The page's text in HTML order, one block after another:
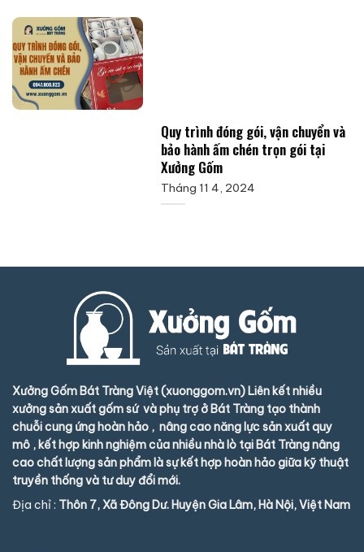
Quy trình đóng gói, vận chuyển và
bảo hành ấm chén trọn gói tại
Xưởng Gốm
Tháng 11 4, 2024
Xưởng Gốm Bát Tràng Việt (xuonggom.vn) Liên kết nhiều
xưởng sản xuất gốm sứ và phụ trợ ở Bát Tràng tạo thành
chuỗi cung ứng hoàn hảo , nâng cao năng lực sản xuất quy
mô , kết hợp kinh nghiệm của nhiều nhà lò tại Bát Tràng nâng
cao chất lượng sản phẩm là sự kết hợp hoàn hảo giữa kỹ thuật
truyền thống và tư duy đổi mới.
Địa chỉ : Thôn 7, Xã Đông Dư. Huyện Gia Lâm, Hà Nội, Việt Nam